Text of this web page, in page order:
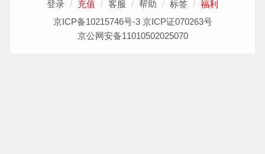
登录 / 充值 / 客服 / 帮助 / 标签 / 福利
京ICP备10215746号-3 京ICP证070263号
京公网安备11010502025070